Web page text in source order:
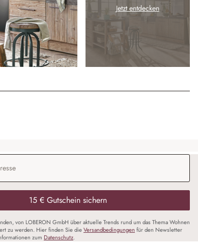
Jetzt entdecken
15 € Gutschein sichern
von LOBERON GmbH über aktuelle Trends rund um das Thema Wohnen
zu werden. Hier finden Sie dieVersandbedingungen für den Newsletter
zum Datenschutz.